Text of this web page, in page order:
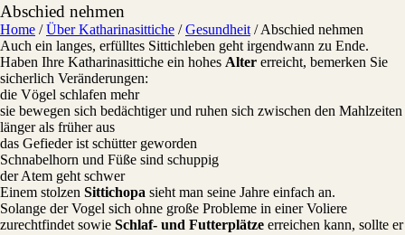
Abschied nehmen
Home /Über Katharinasittiche /Gesundheit /Abschied nehmen
Auch ein langes, erfülltes Sittichleben geht irgendwann zu Ende.
Haben Ihre Katharinasittiche ein hohes Alter erreicht, bemerken Sie
sicherlich Veränderungen:
die Vögel schlafen mehr
sie bewegen sich bedächtiger und ruhen sich zwischen den Mahlzeiten
länger als früher aus
das Gefieder ist schütter geworden
Schnabelhorn und Füße sind schuppig
der Atem geht schwer
Einem stolzen Sittichopa sieht man seine Jahre einfach an.
Solange der Vogel sich ohne große Probleme in einer Voliere
zurechtfindet sowie Schlaf- und Futterplätze erreichen kann, sollte er